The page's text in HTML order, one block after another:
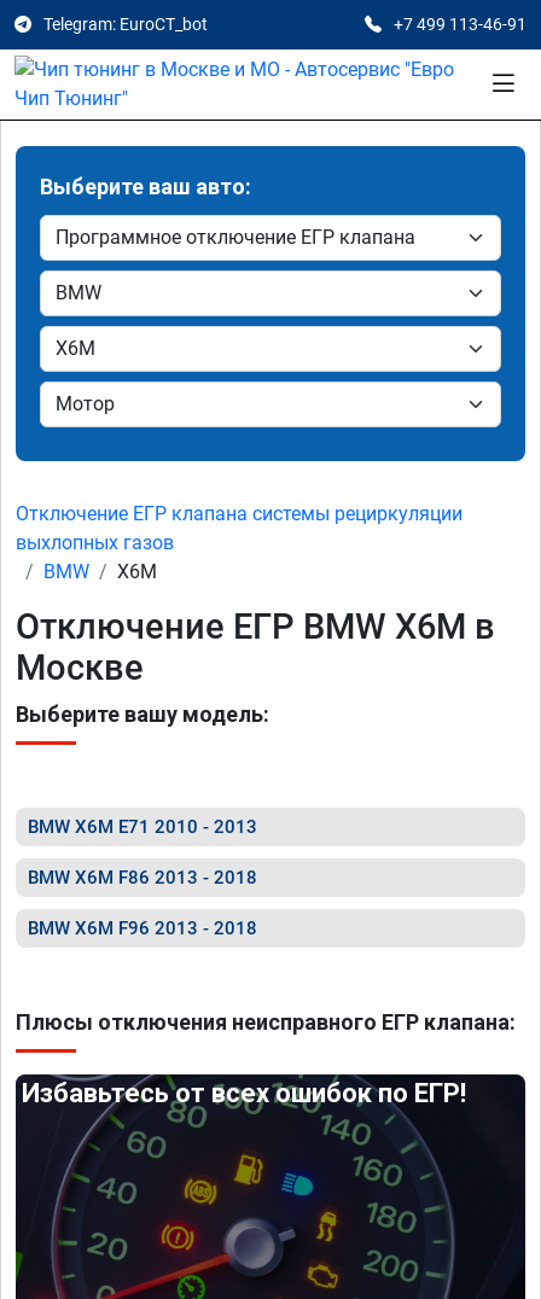
Telegram: EuroCT_bot +7 499 113-46-91
Выберите ваш авто:
Отключение ЕГР клапана системы рециркуляции
выхлопных газов
BMW
X6M
Отключение ЕГР BMW X6M в
Москве
Выберите вашу модель:
BMW X6M E71 2010 - 2013
BMW X6M F86 2013 - 2018
BMW X6M F96 2013 - 2018
Плюсы отключения неисправного ЕГР клапана:
Избавьтесь от всех ошибок по ЕГР!